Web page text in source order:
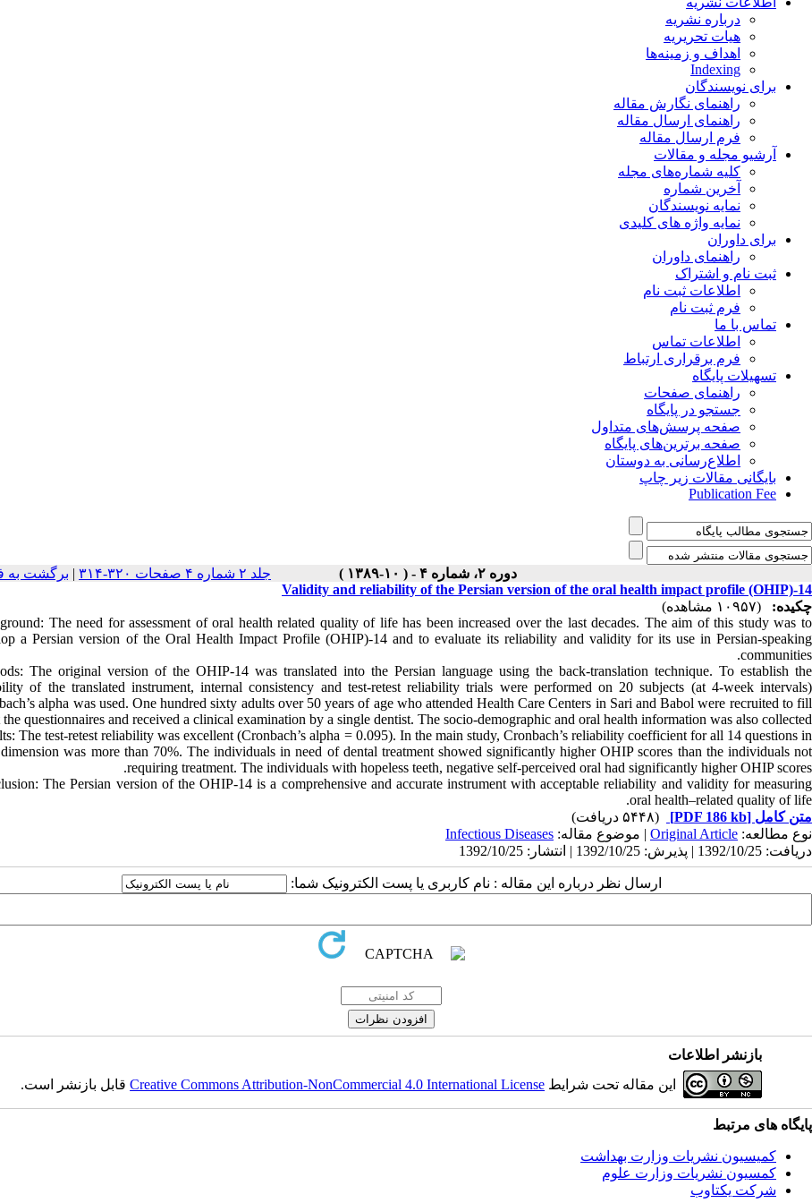
درباره نشریه
هیات تحریریه
اهداف و زمینه‌ها
Indexing
برای نویسندگان
راهنمای نگارش مقاله
راهنمای ارسال مقاله
فرم ارسال مقاله
آرشیو مجله و مقالات
کلیه شماره‌های مجله
آخرین شماره
نمایه نویسندگان
نمایه واژه های کلیدی
برای داوران
راهنمای داوران
ثبت نام و اشتراک
اطلاعات ثبت نام
فرم ثبت نام
تماس با ما
اطلاعات تماس
فرم برقراری ارتباط
تسهیلات پایگاه
راهنمای صفحات
جستجو در پایگاه
صفحه پرسش‌های متداول
صفحه برترین‌های پایگاه
اطلاع‌رسانی به دوستان
بایگانی مقالات زیر چاپ
Publication Fee
دوره ۲، شماره ۴ - ( ۱۰-۱۳۸۹ ) جلد ۲ شماره ۴ صفحات ۳۲۰-۳۱۴ | برگشت به
Validity and reliability of the Persian version of the oral health impact profile (OHIP)-14
چکیده:
(۱۰۹۵۷ مشاهده)
The need for assessment of oral health related quality of life has been increased over the last decades. The aim of this study was to
a Persian version of the Oral Health Impact Profile (OHIP)-14 and to evaluate its reliability and validity for its use in Persian-speaking
communities.
The original version of the OHIP-14 was translated into the Persian language using the back-translation technique. To establish the
of the translated instrument, internal consistency and test-retest reliability trials were performed on 20 subjects (at 4-week intervals)
alpha was used. One hundred sixty adults over 50 years of age who attended Health Care Centers in Sari and Babol were recruited to fill
the questionnaires and received a clinical examination by a single dentist. The socio-demographic and oral health information was also collected.
The test-retest reliability was excellent (Cronbach’s alpha = 0.095). In the main study, Cronbach’s reliability coefficient for all 14 questions in
was more than 70%. The individuals in need of dental treatment showed significantly higher OHIP scores than the individuals not
requiring treatment. The individuals with hopeless teeth, negative self-perceived oral had significantly higher OHIP scores.
The Persian version of the OHIP-14 is a comprehensive and accurate instrument with acceptable reliability and validity for measuring
oral health–related quality of life.
متن کامل [PDF 186 kb]
(۵۴۴۸ دریافت)
نوع مطالعه: Original Article | موضوع مقاله: Infectious Diseases
دریافت: 1392/10/25 | پذیرش: 1392/10/25 | انتشار: 1392/10/25
ارسال نظر درباره این مقاله : نام کاربری یا پست الکترونیک شما:
بازنشر اطلاعات
این مقاله تحت شرایط Creative Commons Attribution-NonCommercial 4.0 International Licenseقابل بازنشر است.
پایگاه های مرتبط
کمیسیون نشریات وزارت بهداشت
کمسیون نشریات وزارت علوم
شرکت یکتاوب